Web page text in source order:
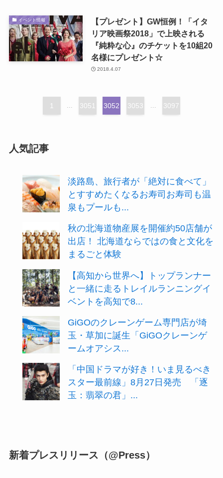
イベント情報
【プレゼント】GW恒例！「イタ
リア映画祭2018」で上映される
『純粋な心』のチケットを10組20
名様にプレゼント☆
2018.4.07
1 ... 3051 3052 3053 ... 3097
人気記事
淡路島、旅行者が「絶対に食べて」
とすすめたくなるお寿司お寿司も温
泉もプールも...
秋の北海道物産展を開催約50店舗が
出店！ 北海道ならではの食と文化を
まるごと体験
【高知から世界へ】トップランナー
と一緒に走るトレイルランニングイ
ベントを高知で8...
GiGOのクレーンゲーム専門店が埼
玉・草加に誕生「GiGOクレーンゲ
ームオアシス...
「中国ドラマが好き！いま見るべき
スター最前線」8月27日発売 「逐
玉：翡翠の君」...
新着プレスリリース（@Press）